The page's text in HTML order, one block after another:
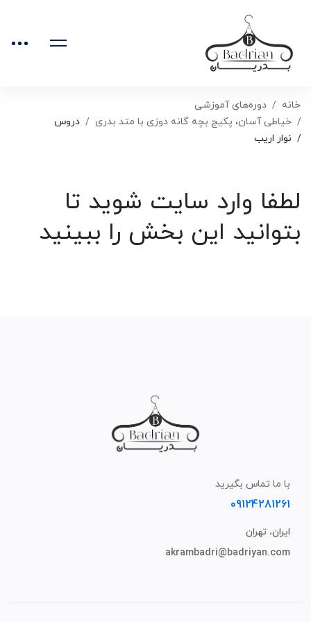
خانه
دوره‌های آموزشی
خیاطی آسان، پکیج بچه گانه دوزی با متد بدری
دروس
نوار اریب
لطفا وارد سایت شوید تا
بتوانید این بخش را ببینید
با ما تماس بگیرید
09124281261
ایران، تهران
akrambadri@badriyan.com